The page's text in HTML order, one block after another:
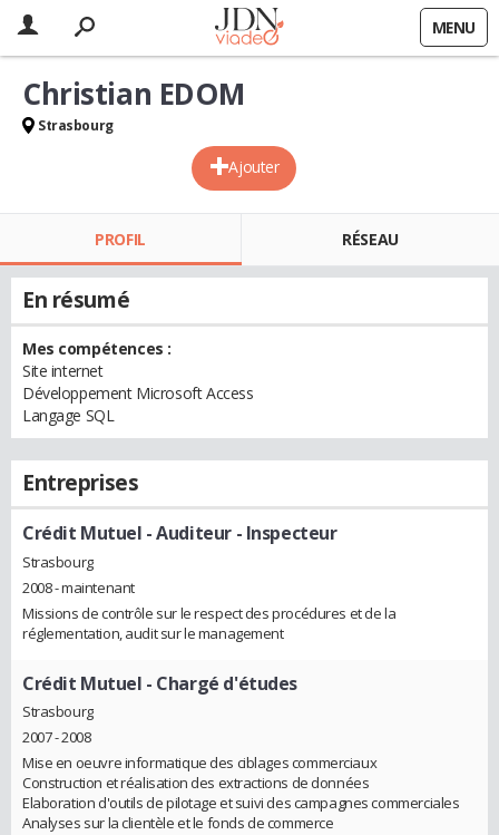
MENU
Ajouter
Christian EDOM
Strasbourg
PROFIL RÉSEAU
En résumé
Mes compétences :
Site internet
Développement Microsoft Access
Langage SQL
Entreprises
Crédit Mutuel - Auditeur - Inspecteur
Strasbourg
2008 - maintenant
Missions de contrôle sur le respect des procédures et de la
réglementation, audit sur le management
Crédit Mutuel - Chargé d'études
Strasbourg
2007 - 2008
Mise en oeuvre informatique des ciblages commerciaux
Construction et réalisation des extractions de données
Elaboration d'outils de pilotage et suivi des campagnes commerciales
Analyses sur la clientèle et le fonds de commerce